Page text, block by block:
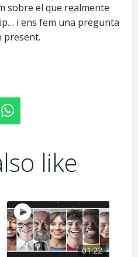
sobre el que realmente
i ens fem una pregunta
present.
like
01:22